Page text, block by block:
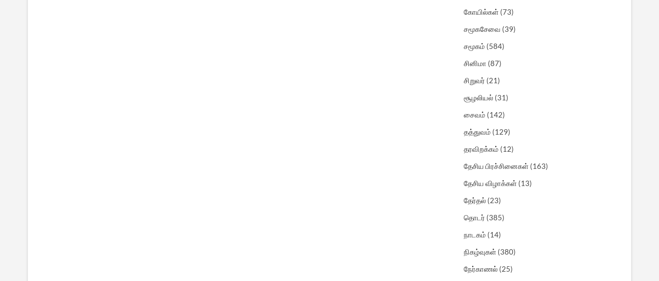
கோயில்கள் (73)
சமூகசேவை (39)
சமூகம் (584)
சினிமா (87)
சிறுவர் (21)
சூழலியல் (31)
சைவம் (142)
தத்துவம் (129)
தரவிறக்கம் (12)
தேசிய பிரச்சினைகள் (163)
தேசிய விழாக்கள் (13)
தேர்தல் (23)
தொடர் (385)
நாடகம் (14)
நிகழ்வுகள் (380)
நேர்காணல் (25)